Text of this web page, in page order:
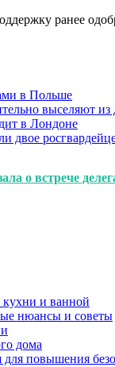
ранее
в Польше
выселяют из
в Лондоне
двое
о встрече
кухни и ванной
нюансы и советы
дома
повышения